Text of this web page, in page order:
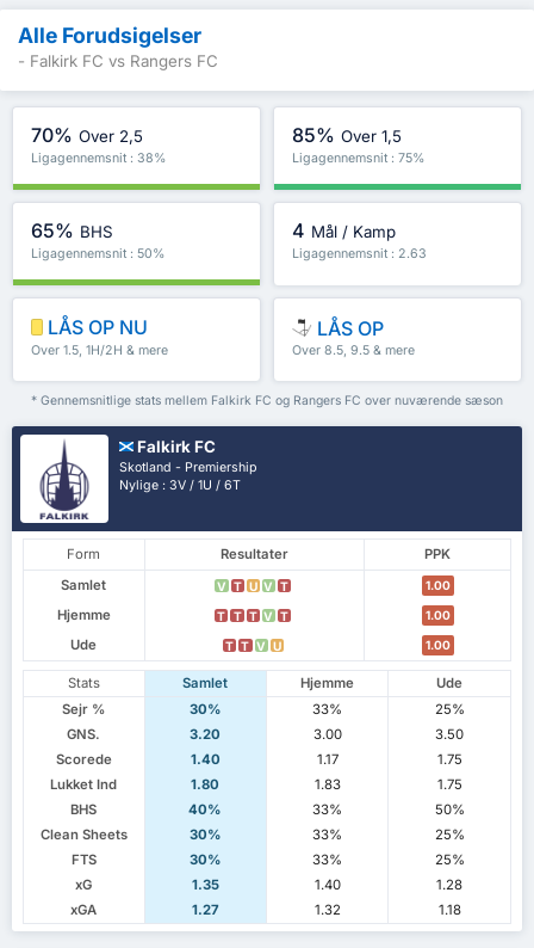
Alle Forudsigelser
- Falkirk FC vs Rangers FC
70% Over 2,5
Ligagennemsnit : 38%
85% Over 1,5
Ligagennemsnit : 75%
65% BHS
Ligagennemsnit : 50%
4 Mål / Kamp
Ligagennemsnit : 2.63
LÅS OP NU
Over 1.5, 1H/2H & mere
LÅS OP
Over 8.5, 9.5 & mere
* Gennemsnitlige stats mellem Falkirk FC og Rangers FC over nuværende sæson
Falkirk FC
Skotland - Premiership
Nylige : 3V / 1U / 6T
Form Resultater
PPK
Samlet
V T U V T 1.00
Hjemme T T T V T 1.00
Ude T T V U 1.00
Stats Samlet Hjemme
Ude
Sejr %
30% 33%
25%
GNS.
3.20 3.00
3.50
Scorede
1.40 1.17
1.75
Lukket Ind
1.80 1.83
1.75
BHS
40% 33%
50%
Clean Sheets
30% 33%
25%
FTS
30% 33%
25%
xG
1.35 1.40
1.28
xGA
1.27 1.32 1.18